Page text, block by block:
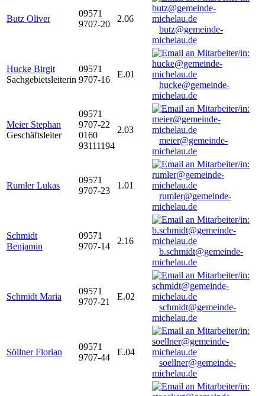
Butz Oliver
09571
9707-20
2.06
butz@gemeinde-
michelau.de
Hucke Birgit
Sachgebietsleiterin
09571
9707-16
E.01
hucke@gemeinde-
michelau.de
Meier Stephan
Geschäftsleiter
09571
9707-22
0160
93111194
2.03
meier@gemeinde-
michelau.de
Rumler Lukas
09571
9707-23
1.01
rumler@gemeinde-
michelau.de
Schmidt
Benjamin
09571
9707-14
2.16
b.schmidt@gemeinde-
michelau.de
Schmidt Maria
09571
9707-21
E.02
schmidt@gemeinde-
michelau.de
Söllner Florian
09571
9707-44
E.04
soellner@gemeinde-
michelau.de